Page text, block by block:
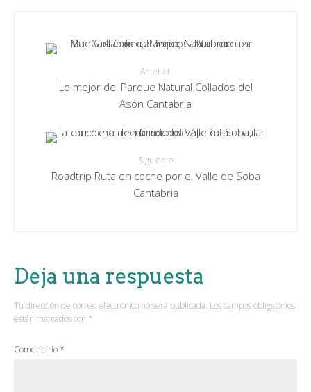
Anterior
Lo mejor del Parque Natural Collados del
Asón Cantabria
Siguiente
Roadtrip Ruta en coche por el Valle de Soba
Cantabria
Deja una respuesta
Tu dirección de correo electrónico no será publicada. Los campos obligatorios
están marcados con *
Comentario *